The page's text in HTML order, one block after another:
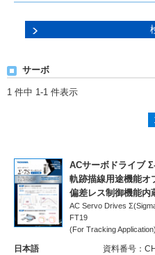
サーボ
1 件中 1-1 件表示
ACサーボドライブ
軌跡描線用途機能オ
偏差レス制御機能内
AC Servo Drives
FT19
(For Tracking Application)
日本語 資料番号 ：